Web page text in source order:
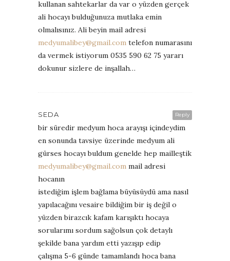
kullanan sahtekarlar da var o yüzden gerçek
ali hocayı bulduğunuza mutlaka emin
olmalısınız. Ali beyin mail adresi
medyumalibey@gmail.com telefon numarasını
da vermek istiyorum 0535 590 62 75 yararı
dokunur sizlere de inşallah…
Reply
SEDA
bir süredir medyum hoca arayışı içindeydim
en sonunda tavsiye üzerinde medyum ali
gürses hocayı buldum genelde hep mailleştik
medyumalibey@gmail.com mail adresi
hocanın
istediğim işlem bağlama büyüsüydü ama nasıl
yapılacağını vesaire bildiğim bir iş değil o
yüzden birazcık kafam karışıktı hocaya
sorularımı sordum sağolsun çok detaylı
şekilde bana yardım etti yazışıp edip
çalışma 5-6 günde tamamlandı hoca bana